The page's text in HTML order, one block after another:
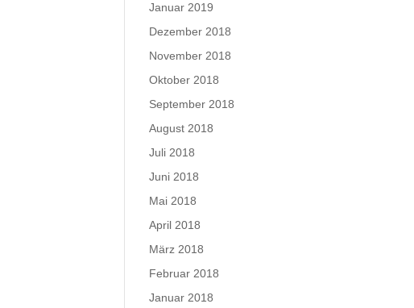
Januar 2019
Dezember 2018
November 2018
Oktober 2018
September 2018
August 2018
Juli 2018
Juni 2018
Mai 2018
April 2018
März 2018
Februar 2018
Januar 2018